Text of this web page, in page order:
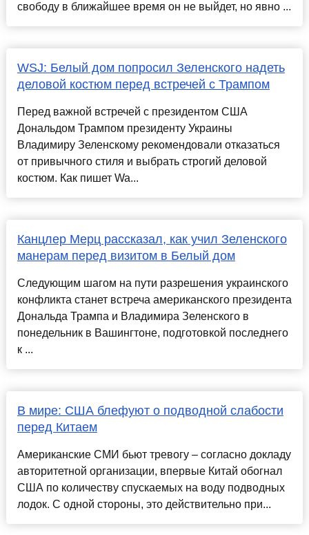
свободу в ближайшее время он не выйдет, но явно ...
WSJ: Белый дом попросил Зеленского надеть
деловой костюм перед встречей с Трампом
Перед важной встречей с президентом США
Дональдом Трампом президенту Украины
Владимиру Зеленскому рекомендовали отказаться
от привычного стиля и выбрать строгий деловой
костюм. Как пишет Wa...
Канцлер Мерц рассказал, как учил Зеленского
манерам перед визитом в Белый дом
Следующим шагом на пути разрешения украинского
конфликта станет встреча американского президента
Дональда Трампа и Владимира Зеленского в
понедельник в Вашингтоне, подготовкой последнего
к ...
В мире: США блефуют о подводной слабости
перед Китаем
Американские СМИ бьют тревогу – согласно докладу
авторитетной организации, впервые Китай обогнал
США по количеству спускаемых на воду подводных
лодок. С одной стороны, это действительно при...